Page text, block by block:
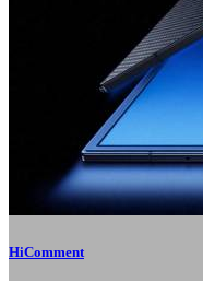
HiComment